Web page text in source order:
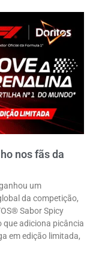
nos fãs da
um
da competição,
Sabor Spicy
que adiciona picância
em edição limitada,